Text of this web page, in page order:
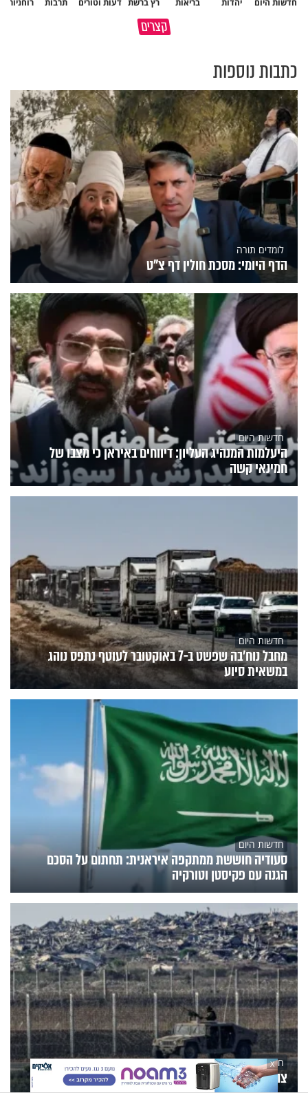
חדשות היום יהדות בריאות רץ ברשת דעות וטורים תרבות רוחניות
קצרים
באיזה ארץ לומדים יותר גמרא
כתבות נוספות
לומדים תורה
הדף היומי: מסכת חולין דף צ"ט
חדשות היום
היעלמות המנהיג העליון: דיווחים באיראן כי מצבו של
חמינאי קשה
חדשות היום
מחבל נוח'בה שפשט ב-7 באוקטובר לעוטף נתפס נוהג
במשאית סיוע
חדשות היום
סעודיה חוששת ממתקפה איראנית: תחתום על הסכם
הגנה עם פקיסטן וטורקיה
חדשות היום
צה"ל חוקר: כיצד נכנסו טרקטורונים חדשים לרצועה
X